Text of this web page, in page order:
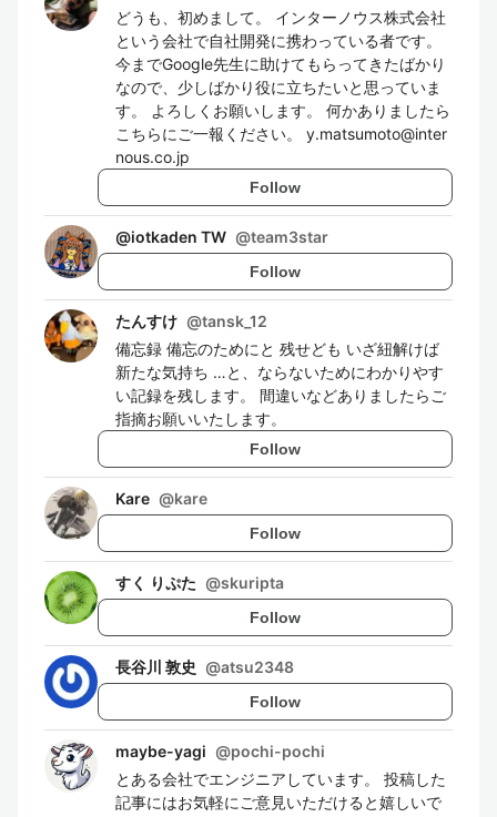
どうも、初めまして。 インターノウス株式会社
という会社で自社開発に携わっている者です。
今までGoogle先生に助けてもらってきたばかり
なので、少しばかり役に立ちたいと思っていま
す。 よろしくお願いします。 何かありましたら
こちらにご一報ください。 y.matsumoto@inter
nous.co.jp
Follow
@iotkaden TW @team3star
Follow
たんすけ @tansk_12
備忘録 備忘のためにと 残せども いざ紐解けば
新たな気持ち …と、ならないためにわかりやす
い記録を残します。 間違いなどありましたらご
指摘お願いいたします。
Follow
Kare @kare
Follow
すく りぷた @skuripta
Follow
長谷川 敦史 @atsu2348
Follow
maybe-yagi @pochi-pochi
とある会社でエンジニアしています。 投稿した
記事にはお気軽にご意見いただけると嬉しいで